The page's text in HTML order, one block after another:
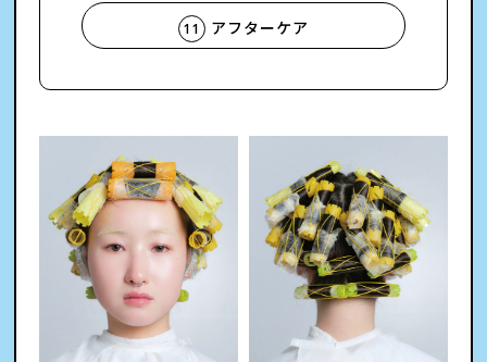
11 アフターケア